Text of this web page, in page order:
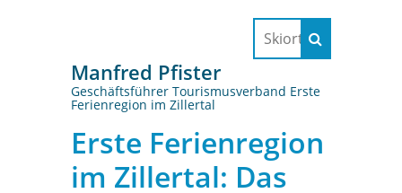
Manfred Pfister
Geschäftsführer Tourismusverband Erste
Ferienregion im Zillertal
Erste Ferienregion
im Zillertal: Das